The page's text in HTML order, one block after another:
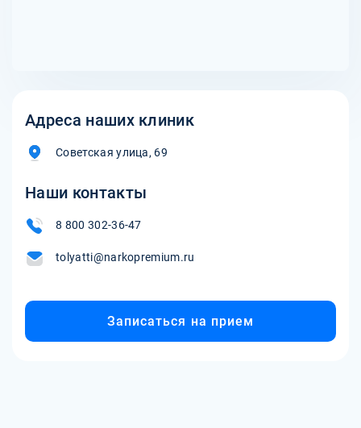
Адреса наших клиник
Советская улица, 69
Наши контакты
8 800 302-36-47
tolyatti@narkopremium.ru
Записаться на прием